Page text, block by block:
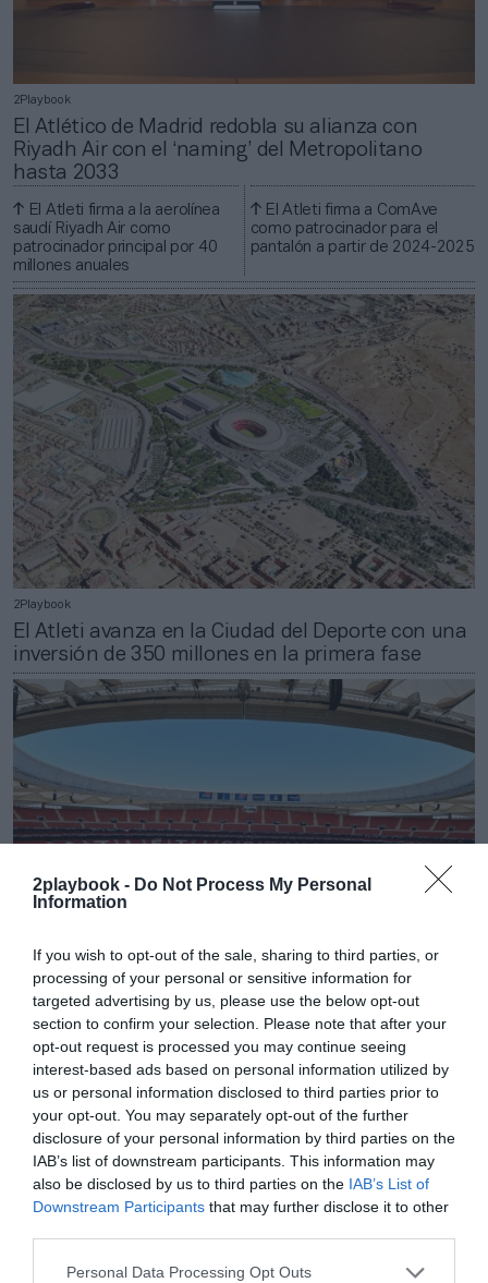
2playbook - Do Not Process My Personal
Information
If you wish to opt-out of the sale, sharing to third parties, or
processing of your personal or sensitive information for
targeted advertising by us, please use the below opt-out
section to confirm your selection. Please note that after your
opt-out request is processed you may continue seeing
interest-based ads based on personal information utilized by
us or personal information disclosed to third parties prior to
your opt-out. You may separately opt-out of the further
disclosure of your personal information by third parties on the
IAB’s list of downstream participants. This information may
also be disclosed by us to third parties on the IAB’s List of
Downstream Participants that may further disclose it to other
Personal Data Processing Opt Outs
2Playbook
El Atlético de Madrid redobla su alianza con
Riyadh Air con el ‘naming’ del Metropolitano
hasta 2033
El Atleti firma a la aerolínea
saudí Riyadh Air como
patrocinador principal por 40
millones anuales
El Atleti firma a ComAve
como patrocinador para el
pantalón a partir de 2024-2025
2Playbook
El Atleti avanza en la Ciudad del Deporte con una
inversión de 350 millones en la primera fase
Santiago Gutierrez
El Atlético de Madrid aumenta el aforo del Cívitas
Metropolitano para albergar 70.460 espectadores
Publicidad